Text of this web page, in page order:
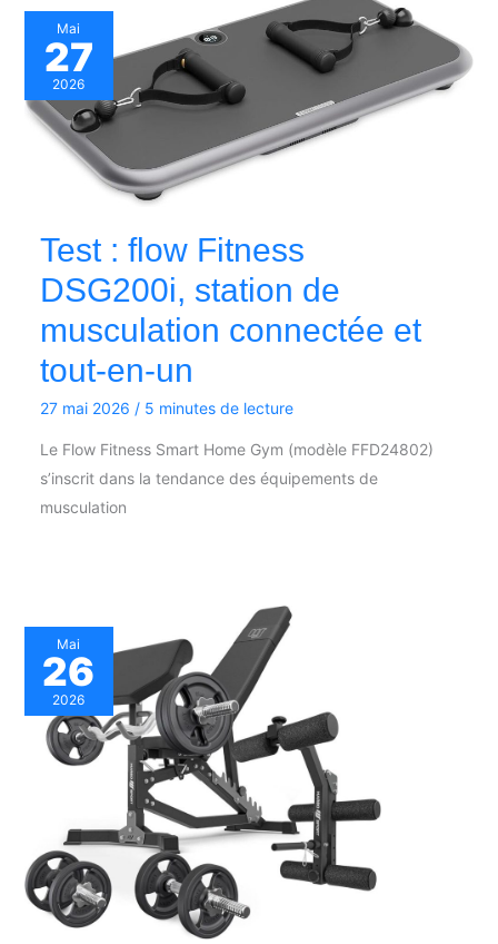
Mai
27
2026
Test : flow Fitness
DSG200i, station de
musculation connectée et
tout-en-un
27 mai 2026 / 5 minutes de lecture
Le Flow Fitness Smart Home Gym (modèle FFD24802)
s’inscrit dans la tendance des équipements de
musculation
Mai
26
2026